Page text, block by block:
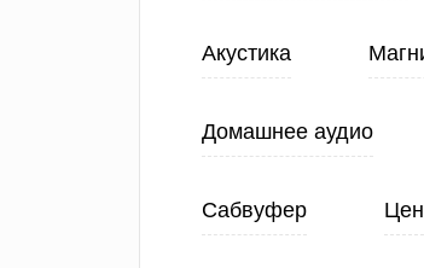
Акустика
Домашнее аудио
Сабвуфер